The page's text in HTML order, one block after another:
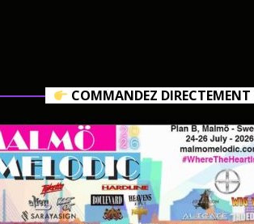
COMMANDEZ